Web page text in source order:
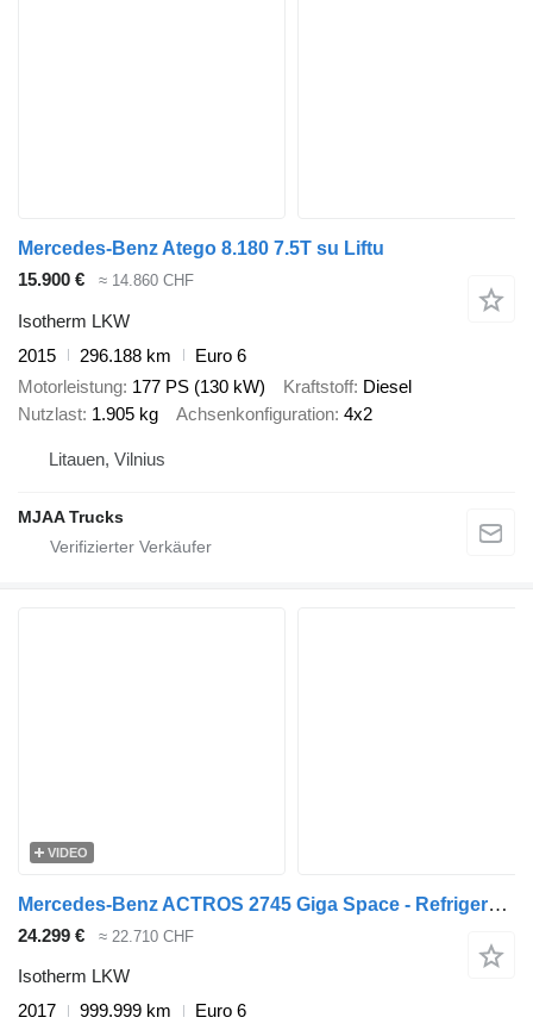
Mercedes-Benz Atego 8.180 7.5T su Liftu
15.900 €
≈ 14.860 CHF
Isotherm LKW
2015
296.188 km
Euro 6
Motorleistung 177 PS (130 kW) Kraftstoff Diesel
Nutzlast 1.905 kg Achsenkonfiguration 4x2
Litauen, Vilnius
MJAA Trucks
VIDEO
Mercedes-Benz ACTROS 2745 Giga Space - Refrigerated box REFRIGERATION ENGINE -
24.299 € ≈ 22.710 CHF
Isotherm LKW
2017
999.999 km
Euro 6